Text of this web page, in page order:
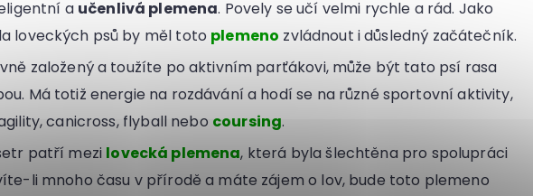
a učenlivá plemena. Povely se učí velmi rychle a rád. Jako
loveckých psů by měl toto plemeno zvládnout i důsledný začátečník.
založený a toužíte po aktivním parťákovi, může být tato psí rasa
Má totiž energie na rozdávání a hodí se na různé sportovní aktivity,
canicross, flyball nebo coursing.
patří mezi lovecká plemena, která byla šlechtěna pro spolupráci
li mnoho času v přírodě a máte zájem o lov, bude toto plemeno